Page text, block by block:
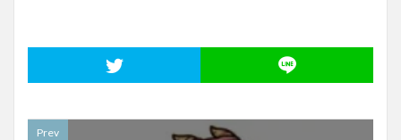
Prev